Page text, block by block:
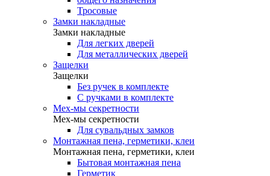
Тросовые
Замки накладные
Замки накладные
Для легких дверей
Для металлических дверей
Защелки
Защелки
Без ручек в комплекте
С ручками в комплекте
Мех-мы секретности
Мех-мы секретности
Для сувальдных замков
Монтажная пена, герметики, клеи
Монтажная пена, герметики, клеи
Бытовая монтажная пена
Герметик